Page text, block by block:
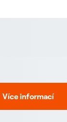
Více informací